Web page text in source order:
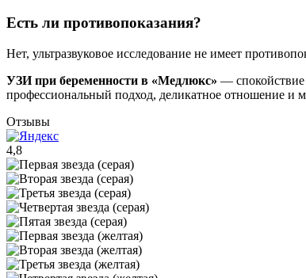
Есть ли противопоказания?
Нет, ультразвуковое исследование не имеет
УЗИ при беременности в «Медлюкс» —
профессиональный подход, деликатное отношение и
Отзывы
4,8